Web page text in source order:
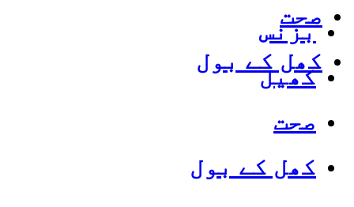
بزنس
کھیل
صحت
کھل کے بول
صحت
کھل کے بول